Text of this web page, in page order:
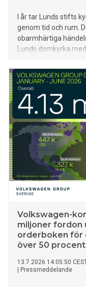
I år tar Lunds stifts
genom tid och rum.
obarmhärtiga
Lunds domkyrka
Volkswagen-
miljoner fordon
orderboken för
över 50 procent
13.7.2026 14:05:50
Pressmeddelande